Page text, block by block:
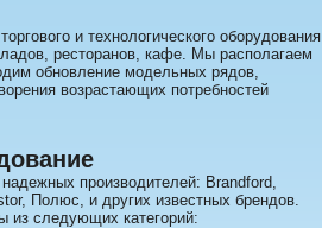
и технологического оборудования
ресторанов, кафе. Мы располагаем
обновление модельных рядов,
возрастающих потребностей
производителей: Brandford,
Полюс, и других известных брендов.
из следующих категорий: